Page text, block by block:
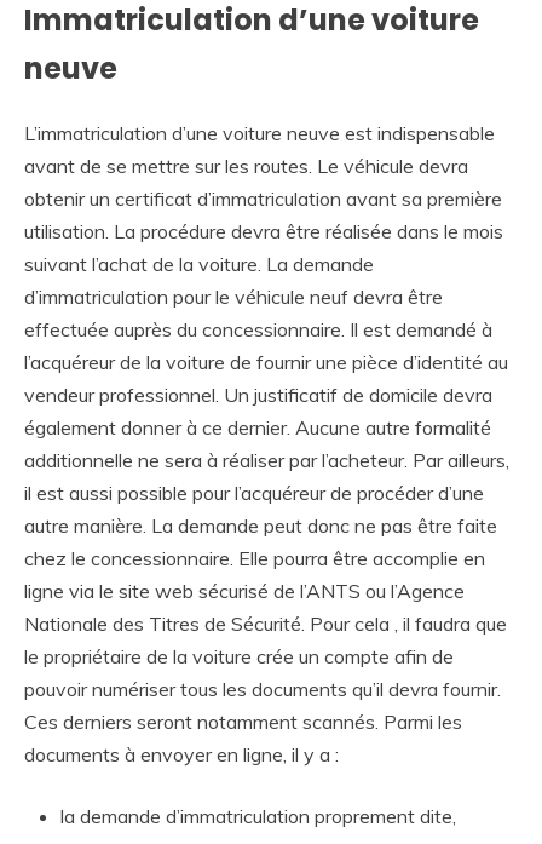
Immatriculation d’une voiture
neuve
L’immatriculation d’une voiture neuve est indispensable
avant de se mettre sur les routes. Le véhicule devra
obtenir un certificat d’immatriculation avant sa première
utilisation. La procédure devra être réalisée dans le mois
suivant l’achat de la voiture. La demande
d’immatriculation pour le véhicule neuf devra être
effectuée auprès du concessionnaire. Il est demandé à
l’acquéreur de la voiture de fournir une pièce d’identité au
vendeur professionnel. Un justificatif de domicile devra
également donner à ce dernier. Aucune autre formalité
additionnelle ne sera à réaliser par l’acheteur. Par ailleurs,
il est aussi possible pour l’acquéreur de procéder d’une
autre manière. La demande peut donc ne pas être faite
chez le concessionnaire. Elle pourra être accomplie en
ligne via le site web sécurisé de l’ANTS ou l’Agence
Nationale des Titres de Sécurité. Pour cela , il faudra que
le propriétaire de la voiture crée un compte afin de
pouvoir numériser tous les documents qu’il devra fournir.
Ces derniers seront notamment scannés. Parmi les
documents à envoyer en ligne, il y a :
la demande d’immatriculation proprement dite,